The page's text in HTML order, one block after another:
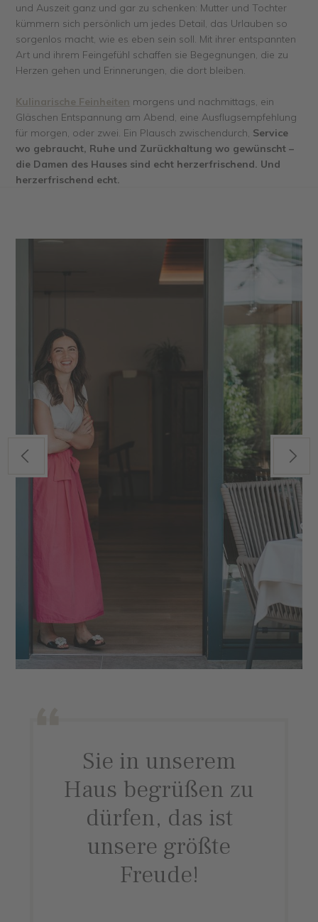
und Auszeit ganz und gar zu schenken: Mutter und Tochter
kümmern sich persönlich um jedes Detail, das Urlauben so
sorgenlos macht, wie es eben sein soll. Mit ihrer entspannten
Art und ihrem Feingefühl schaffen sie Begegnungen, die zu
Herzen gehen und Erinnerungen, die dort bleiben.
Kulinarische Feinheiten morgens und nachmittags, ein
Gläschen Entspannung am Abend, eine Ausflugsempfehlung
für morgen, oder zwei. Ein Plausch zwischendurch, Service
wo gebraucht, Ruhe und Zurückhaltung wo gewünscht –
die Damen des Hauses sind echt herzerfrischend. Und
herzerfrischend echt.
Previous Next
Sie in unserem
Haus begrüßen zu
dürfen, das ist
unsere größte
Freude!